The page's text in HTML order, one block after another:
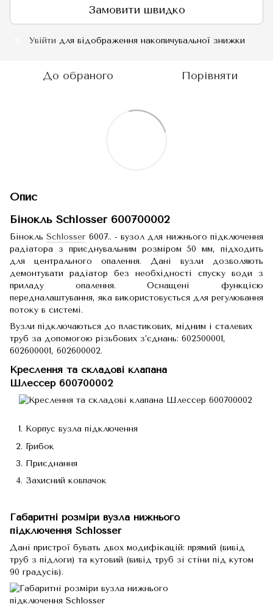
Замовити швидко
Увійти для відображення накопичувальної знижки
До обраного Порівняти
Опис
Бінокль Schlosser 600700002
БінокльSchlosser 6007.. - вузол для нижнього підключення
радіатора з приєднувальним розміром 50 мм, підходить
для центрального опалення. Дані вузли дозволяють
демонтувати радіатор без необхідності спуску води з
приладу опалення. Оснащені функцією
передналаштування, яка використовується для регулювання
потоку в системі.
Вузли підключаються до пластикових, мідним і сталевих
труб за допомогою різьбових з’єднань: 602500001,
602600001, 602600002.
Креслення та складові клапана
Шлессер 600700002
Корпус вузла підключення
Грибок
Приєднання
Захисний ковпачок
Габаритні розміри вузла нижнього
підключення Schlosser
Дані пристрої бувать двох модифікацій: прямий (вивід
труб з підлоги) та кутовий (вивід труб зі стіни під кутом
90 градусів).